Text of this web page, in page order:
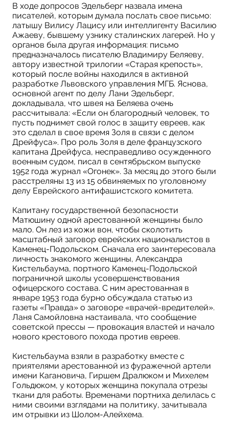
В ходе допросов Эдельберг назвала имена
писателей, которым думала послать свое письмо:
латышу Вилису Лацису или интеллигенту Василию
Ажаеву, бывшему узнику сталинских лагерей. Но у
органов была другая информация: письмо
предназначалось писателю Владимиру Беляеву,
автору известной трилогии «Старая крепость»,
который после войны находился в активной
разработке Львовского управления МГБ. Яснова,
основной агент по делу Лани Эдельберг,
докладывала, что швея на Беляева очень
рассчитывала: «Если он благородный человек, то
пусть поднимет свой голос в защиту евреев, как
это сделал в свое время Золя в связи с делом
Дрейфуса». Про роль Золя в деле французского
капитана Дрейфуса, несправедливо осужденного
военным судом, писал в сентябрьском выпуске
1952 года журнал «Огонек». За месяц до этого были
расстреляны 13 из 15 обвиняемых по уголовному
делу Еврейского антифашистского комитета.
Капитану государственной безопасности
Матюшину одной арестованной женщины было
мало. Он лез из кожи вон, чтобы сколотить
масштабный заговор еврейских националистов в
Каменец-Подольском. Сначала его заинтересовала
личность знакомого женщины, Александра
Кистельбаума, портного Каменец-Подольской
пограничной школы усовершенствования
офицерского состава. C ним арестованная в
январе 1953 года бурно обсуждала статью из
газеты «Правда» о заговоре «врачей-вредителей».
Ланя Самойловна настаивала, что сообщение
советской прессы — провокация властей и начало
нового крестового похода против евреев.
Кистельбаума взяли в разработку вместе с
приятелями арестованной из фуражечной артели
имени Кагановича, Гиршем Дралюком и Михелем
Гольдюком, у которых женщина покупала отрезы
ткани для работы. Временами портниха делилась с
ними своими взглядами на политику, зачитывала
им отрывки из Шолом-Алейхема.